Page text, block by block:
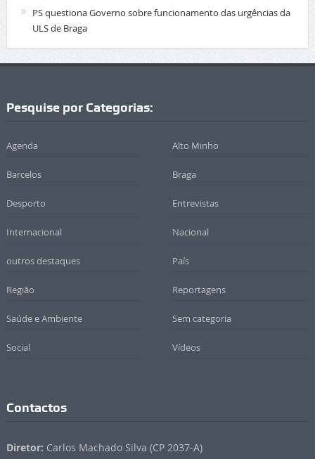
PS questiona Governo sobre funcionamento das urgências da
ULS de Braga
Pesquise por Categorias:
Agenda Alto Minho
Barcelos Braga
Desporto Entrevistas
Internacional Nacional
outros destaques País
Região Reportagens
Saúde e Ambiente Sem categoria
Social Vídeos
Contactos
Diretor: Carlos Machado Silva (CP 2037-A)